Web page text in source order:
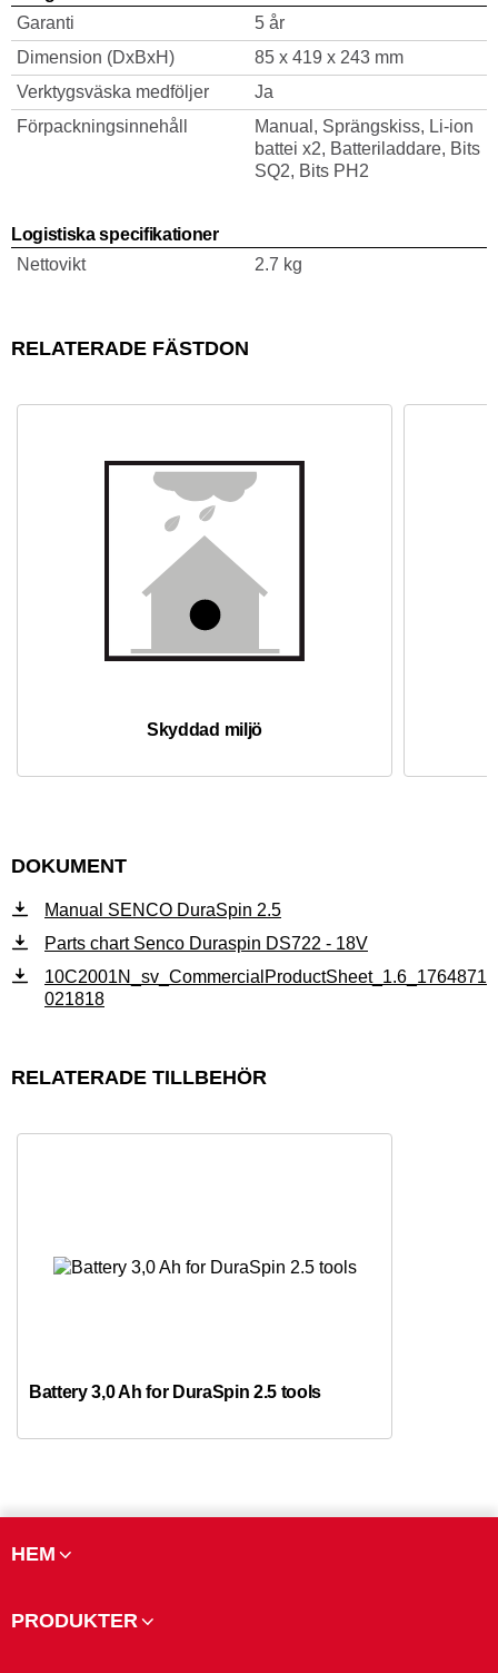
Garanti
5 år
Dimension (DxBxH)
85 x 419 x 243 mm
Verktygsväska medföljer
Ja
Förpackningsinnehåll
Manual, Sprängskiss, Li-ion
battei x2, Batteriladdare, Bits
SQ2, Bits PH2
Logistiska specifikationer
Nettovikt
2.7 kg
RELATERADE FÄSTDON
Skyddad miljö
DOKUMENT
Manual SENCO DuraSpin 2.5
Parts chart Senco Duraspin DS722 - 18V
10C2001N_sv_CommercialProductSheet_1.6_1764871
021818
RELATERADE TILLBEHÖR
Battery 3,0 Ah for DuraSpin 2.5 tools
HEM
PRODUKTER